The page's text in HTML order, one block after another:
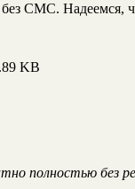
СМС. Надеемся,
KB
полностью без